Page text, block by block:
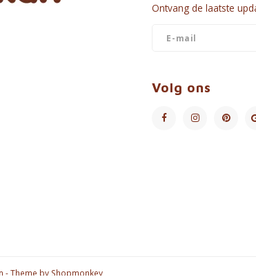
Ontvang de laatste
Volg ons
- Theme by Shopmonkey